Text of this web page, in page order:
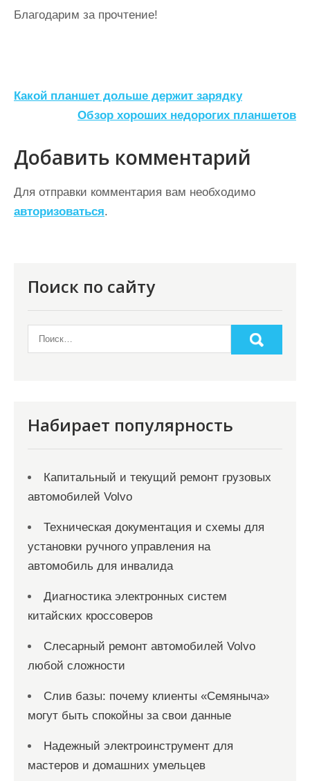
Благодарим за прочтение!
Н
и
г
а
м
Какой планшет дольше держит зарядку
Обзор хороших недорогих планшетов
Добавить комментарий
Для отправки комментария вам необходимо
авторизоваться.
Поиск по сайту
Набирает популярность
Капитальный и текущий ремонт грузовых
автомобилей Volvo
Техническая документация и схемы для
установки ручного управления на
автомобиль для инвалида
Диагностика электронных систем
китайских кроссоверов
Слесарный ремонт автомобилей Volvo
любой сложности
Слив базы: почему клиенты «Семяныча»
могут быть спокойны за свои данные
Надежный электроинструмент для
мастеров и домашних умельцев